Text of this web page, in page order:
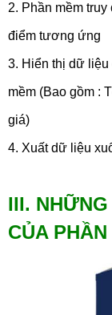
2. Phần mềm
điểm tương ứng
3. Hiển thị dữ liệu
mềm (Bao gồm :
giá)
4. Xuất dữ liệu
III.
CỦA PHẦN